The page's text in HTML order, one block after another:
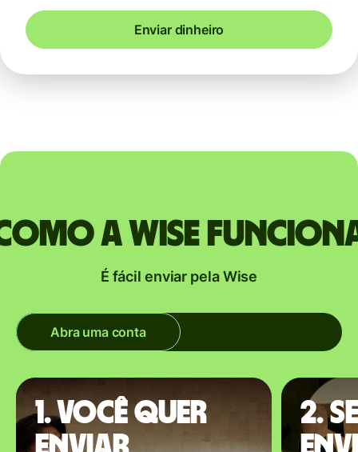
Enviar dinheiro
a Wise
É fácil enviar pela Wise
Abra uma conta
1. Você quer
2.